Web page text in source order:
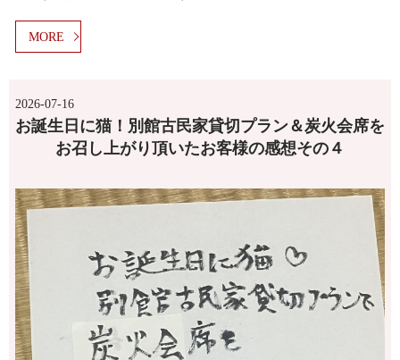
MORE
2026-07-16
お誕生日に猫！別館古民家貸切プラン＆炭火会席を
お召し上がり頂いたお客様の感想その４